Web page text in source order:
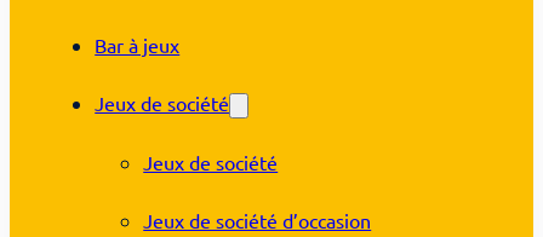
Bar à jeux
Jeux de société
Jeux de société
Jeux de société d’occasion